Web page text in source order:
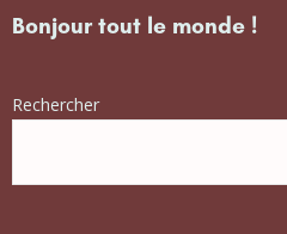
Bonjour tout le monde !
Rechercher